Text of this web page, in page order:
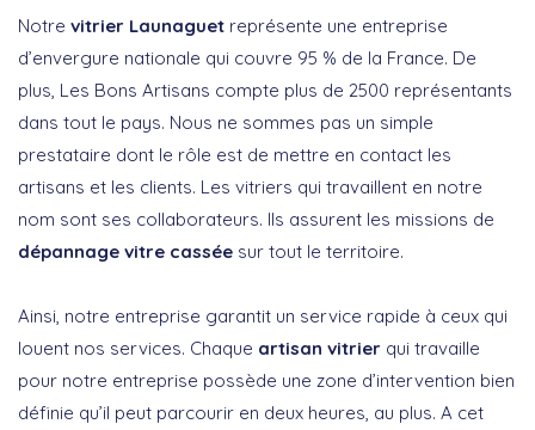
Notre vitrier Launaguet représente une entreprise
d’envergure nationale qui couvre 95 % de la France. De
plus, Les Bons Artisans compte plus de 2500 représentants
dans tout le pays. Nous ne sommes pas un simple
prestataire dont le rôle est de mettre en contact les
artisans et les clients. Les vitriers qui travaillent en notre
nom sont ses collaborateurs. Ils assurent les missions de
dépannage vitre cassée sur tout le territoire.
Ainsi, notre entreprise garantit un service rapide à ceux qui
louent nos services. Chaque artisan vitrier qui travaille
pour notre entreprise possède une zone d’intervention bien
définie qu’il peut parcourir en deux heures, au plus. A cet